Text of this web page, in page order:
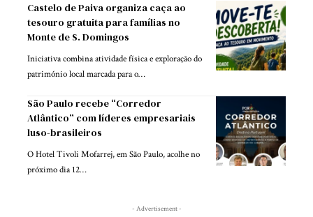
Castelo de Paiva organiza caça ao
tesouro gratuita para famílias no
Monte de S. Domingos
Iniciativa combina atividade física e exploração do
património local marcada para o…
São Paulo recebe “Corredor
Atlântico” com líderes empresariais
luso-brasileiros
O Hotel Tivoli Mofarrej, em São Paulo, acolhe no
próximo dia 12…
- Advertisement -